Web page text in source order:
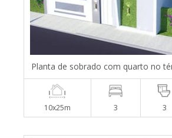
Planta de sobrado com quarto no
10x25m 3 3